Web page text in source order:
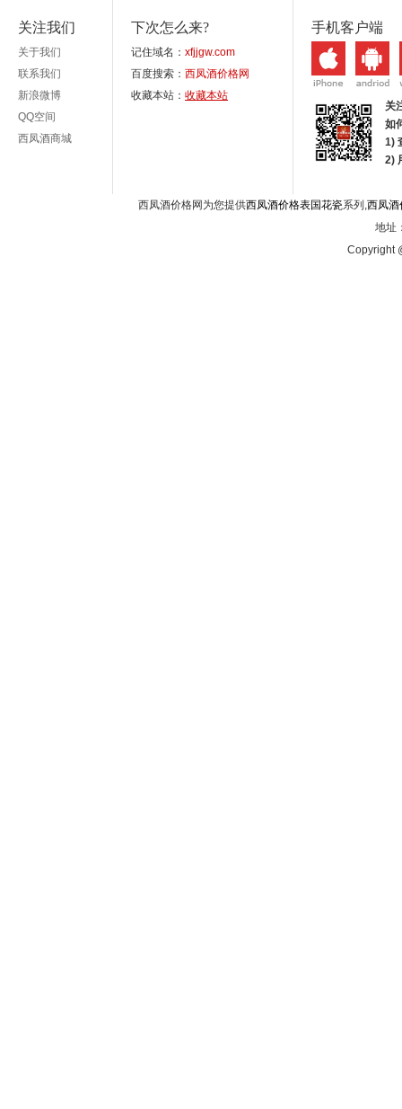
关注我们
关于我们
联系我们
新浪微博
QQ空间
西凤酒商城
下次怎么来?
记住域名： xfjjgw.com
百度搜索： 西凤酒价格网
收藏本站： 收藏本站
手机客户端
关
如
1)
2)
西凤酒价格网为您提供西凤酒价格表国花瓷系列,西凤酒
地址
Copyright